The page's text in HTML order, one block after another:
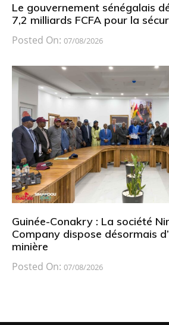
Le gouvernement sénégalais
7,2 milliards FCFA pour la
Posted On: 07/08/2026
Guinée-Conakry : La société
Company dispose désormais
minière
Posted On: 07/08/2026